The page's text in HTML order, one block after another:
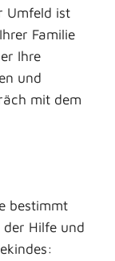
Umfeld ist
Familie
Ihre
und
mit dem
bestimmt
Hilfe und